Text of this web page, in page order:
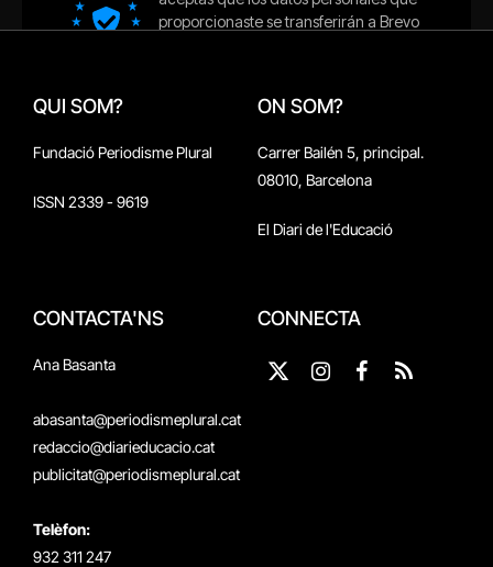
QUI SOM?
Fundació Periodisme Plural
ISSN 2339 - 9619
ON SOM?
Carrer Bailén 5, principal.
08010, Barcelona
El Diari de l'Educació
CONTACTA'NS
Ana Basanta
abasanta@periodismeplural.cat
redaccio@diarieducacio.cat
publicitat@periodismeplural.cat
Telèfon:
932 311 247
CONNECTA
X
Instagram
Facebook
RSS